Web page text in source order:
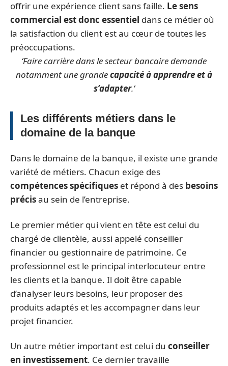
offrir une expérience client sans faille. Lesens
commercial est donc essentiel dans ce métier où
la satisfaction du client est au cœur de toutes les
préoccupations.
‘Faire carrière dans le secteur bancaire demande
notamment une grandecapacité à apprendre et à
s’adapter.’
Les différents métiers dans le
domaine de la banque
Dans le domaine de la banque, il existe une grande
variété de métiers. Chacun exige des
compétences spécifiques et répond à des besoins
précisau sein de l’entreprise.
Le premier métier qui vient en tête est celui du
chargé de clientèle, aussi appelé conseiller
financier ou gestionnaire de patrimoine. Ce
professionnel est le principal interlocuteur entre
les clients et la banque. Il doit être capable
d’analyser leurs besoins, leur proposer des
produits adaptés et les accompagner dans leur
projet financier.
Un autre métier important est celui du conseiller
en investissement. Ce dernier travaille